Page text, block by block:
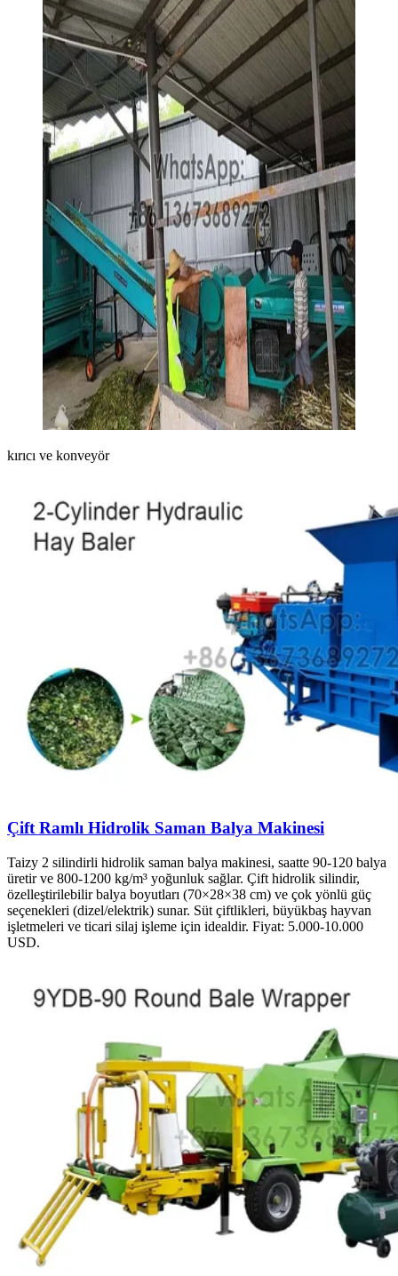
kırıcı ve konveyör
Çift Ramlı Hidrolik Saman Balya Makinesi
Taizy 2 silindirli hidrolik saman balya makinesi, saatte 90-120 balya
üretir ve 800-1200 kg/m³ yoğunluk sağlar. Çift hidrolik silindir,
özelleştirilebilir balya boyutları (70×28×38 cm) ve çok yönlü güç
seçenekleri (dizel/elektrik) sunar. Süt çiftlikleri, büyükbaş hayvan
işletmeleri ve ticari silaj işleme için idealdir. Fiyat: 5.000-10.000
USD.